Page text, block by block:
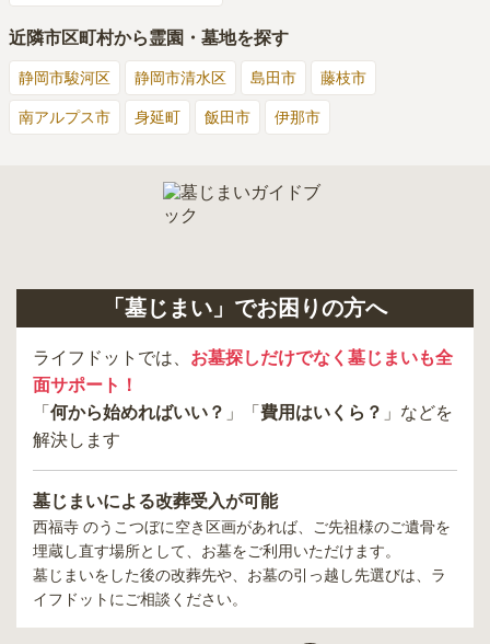
近隣市区町村から霊園・墓地を探す
静岡市駿河区 静岡市清水区 島田市 藤枝市
南アルプス市 身延町 飯田市 伊那市
「墓じまい」でお困りの方へ
ライフドットでは、 お墓探しだけでなく墓じまいも全
面サポート！
「 何から始めればいい？ 」「 費用はいくら？ 」などを
解決します
墓じまいによる改葬受入が可能
西福寺 のうこつぼに空き区画があれば、ご先祖様のご遺骨を
埋蔵し直す場所として、お墓をご利用いただけます。
墓じまいをした後の改葬先や、お墓の引っ越し先選びは、ラ
イフドットにご相談ください。